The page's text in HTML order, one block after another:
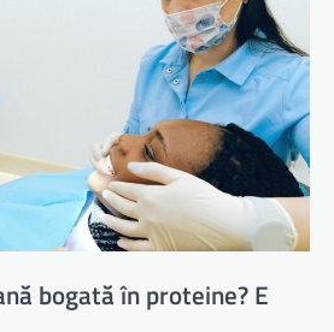
bogată în proteine? E